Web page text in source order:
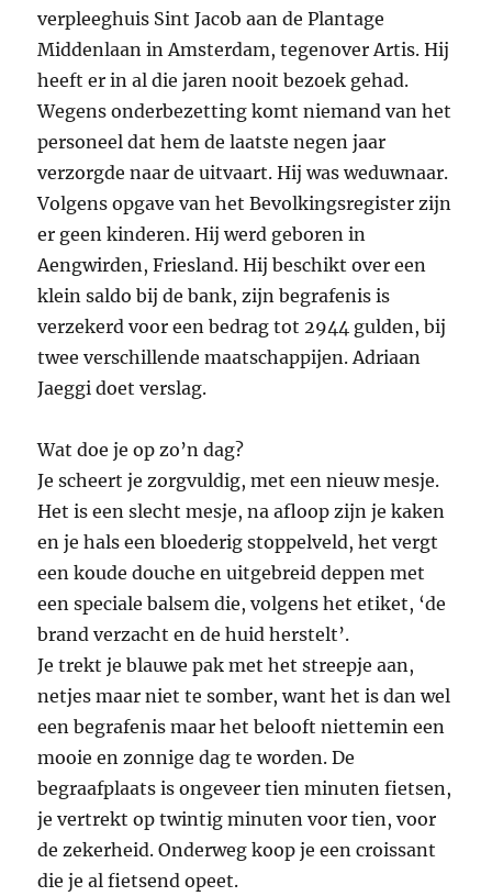
verpleeghuis Sint Jacob aan de Plantage
Middenlaan in Amsterdam, tegenover Artis. Hij
heeft er in al die jaren nooit bezoek gehad.
Wegens onderbezetting komt niemand van het
personeel dat hem de laatste negen jaar
verzorgde naar de uitvaart. Hij was weduwnaar.
Volgens opgave van het Bevolkingsregister zijn
er geen kinderen. Hij werd geboren in
Aengwirden, Friesland. Hij beschikt over een
klein saldo bij de bank, zijn begrafenis is
verzekerd voor een bedrag tot 2944 gulden, bij
twee verschillende maatschappijen. Adriaan
Jaeggi doet verslag.
Wat doe je op zo’n dag?
Je scheert je zorgvuldig, met een nieuw mesje.
Het is een slecht mesje, na afloop zijn je kaken
en je hals een bloederig stoppelveld, het vergt
een koude douche en uitgebreid deppen met
een speciale balsem die, volgens het etiket, ‘de
brand verzacht en de huid herstelt’.
Je trekt je blauwe pak met het streepje aan,
netjes maar niet te somber, want het is dan wel
een begrafenis maar het belooft niettemin een
mooie en zonnige dag te worden. De
begraafplaats is ongeveer tien minuten fietsen,
je vertrekt op twintig minuten voor tien, voor
de zekerheid. Onderweg koop je een croissant
die je al fietsend opeet.